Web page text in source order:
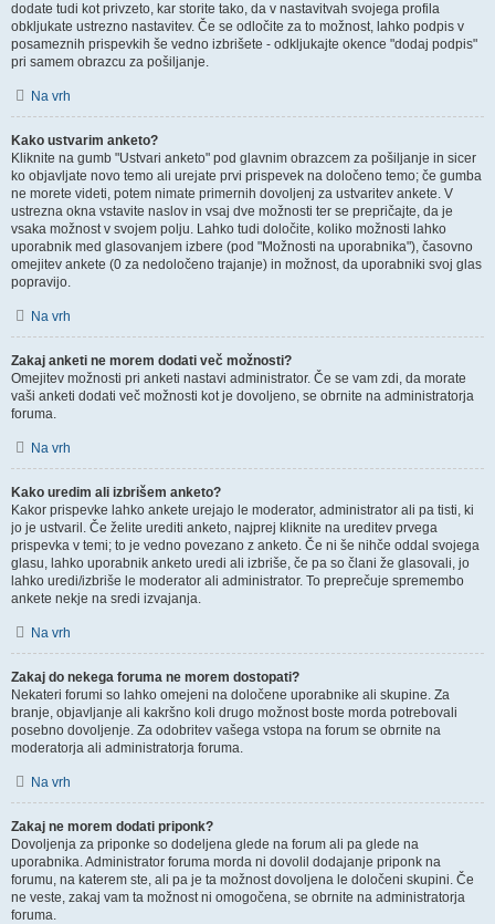
dodate tudi kot privzeto, kar storite tako, da v nastavitvah svojega profila
obkljukate ustrezno nastavitev. Če se odločite za to možnost, lahko podpis v
posameznih prispevkih še vedno izbrišete - odkljukajte okence "dodaj podpis"
pri samem obrazcu za pošiljanje.
Na vrh
Kako ustvarim anketo?
Kliknite na gumb "Ustvari anketo" pod glavnim obrazcem za pošiljanje in sicer
ko objavljate novo temo ali urejate prvi prispevek na določeno temo; če gumba
ne morete videti, potem nimate primernih dovoljenj za ustvaritev ankete. V
ustrezna okna vstavite naslov in vsaj dve možnosti ter se prepričajte, da je
vsaka možnost v svojem polju. Lahko tudi določite, koliko možnosti lahko
uporabnik med glasovanjem izbere (pod "Možnosti na uporabnika"), časovno
omejitev ankete (0 za nedoločeno trajanje) in možnost, da uporabniki svoj glas
popravijo.
Na vrh
Zakaj anketi ne morem dodati več možnosti?
Omejitev možnosti pri anketi nastavi administrator. Če se vam zdi, da morate
vaši anketi dodati več možnosti kot je dovoljeno, se obrnite na administratorja
foruma.
Na vrh
Kako uredim ali izbrišem anketo?
Kakor prispevke lahko ankete urejajo le moderator, administrator ali pa tisti, ki
jo je ustvaril. Če želite urediti anketo, najprej kliknite na ureditev prvega
prispevka v temi; to je vedno povezano z anketo. Če ni še nihče oddal svojega
glasu, lahko uporabnik anketo uredi ali izbriše, če pa so člani že glasovali, jo
lahko uredi/izbriše le moderator ali administrator. To preprečuje spremembo
ankete nekje na sredi izvajanja.
Na vrh
Zakaj do nekega foruma ne morem dostopati?
Nekateri forumi so lahko omejeni na določene uporabnike ali skupine. Za
branje, objavljanje ali kakršno koli drugo možnost boste morda potrebovali
posebno dovoljenje. Za odobritev vašega vstopa na forum se obrnite na
moderatorja ali administratorja foruma.
Na vrh
Zakaj ne morem dodati priponk?
Dovoljenja za priponke so dodeljena glede na forum ali pa glede na
uporabnika. Administrator foruma morda ni dovolil dodajanje priponk na
forumu, na katerem ste, ali pa je ta možnost dovoljena le določeni skupini. Če
ne veste, zakaj vam ta možnost ni omogočena, se obrnite na administratorja
foruma.